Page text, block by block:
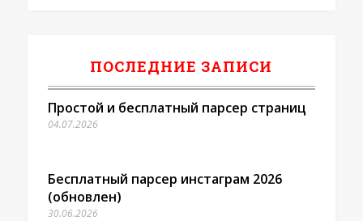
ПОСЛЕДНИЕ ЗАПИСИ
Простой и бесплатный парсер страниц
04.07.2026
Бесплатный парсер инстаграм 2026
(обновлен)
30.06.2026